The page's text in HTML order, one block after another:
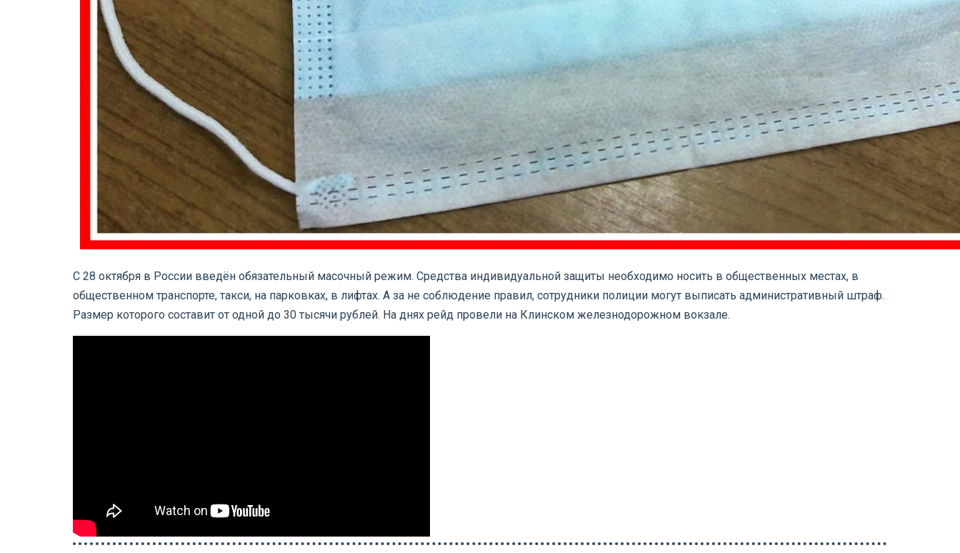
С 28 октября в России введён обязательный масочный режим. Средства индивидуальной защиты необходимо носить в общественных местах, в
общественном транспорте, такси, на парковках, в лифтах. А за не соблюдение правил, сотрудники полиции могут выписать административный штраф.
Размер которого составит от одной до 30 тысячи рублей. На днях рейд провели на Клинском железнодорожном вокзале.